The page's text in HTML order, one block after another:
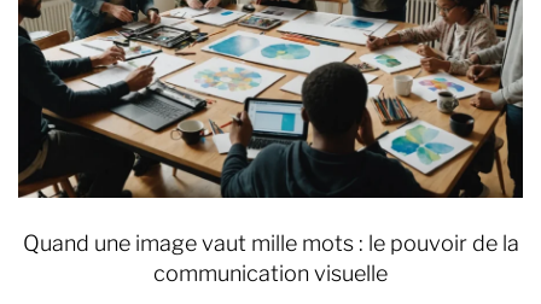
Quand une image vaut mille mots : le pouvoir de la
communication visuelle